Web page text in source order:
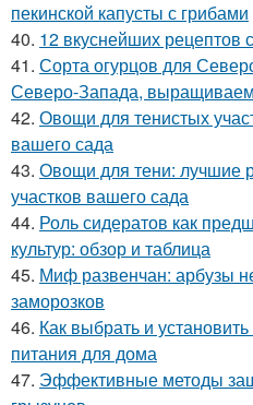
пекинской капусты с грибами
40. 12 вкуснейших рецептов
41. Сорта огурцов для
Северо-Запада,
42. Овощи для тенистых
вашего сада
43. Овощи для тени: лучшие
участков вашего сада
44. Роль сидератов как
культур: обзор и таблица
45. Миф развенчан: арбузы
заморозков
46. Как выбрать и
питания для дома
47. Эффективные методы